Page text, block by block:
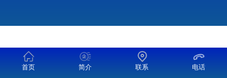
首页 简介 联系 电话